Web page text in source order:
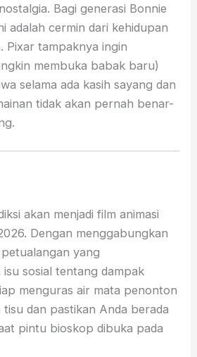
Bagi generasi Bonnie
adalah cermin dari kehidupan
Pixar tampaknya ingin
membuka babak baru)
selama ada kasih sayang dan
tidak akan pernah benar-
akan menjadi film animasi
Dengan menggabungkan
yang
sosial tentang dampak
menguras air mata penonton
tisu dan pastikan Anda berada
pintu bioskop dibuka pada